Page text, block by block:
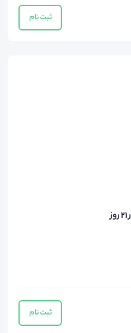
ثبت نام
ثبت نام